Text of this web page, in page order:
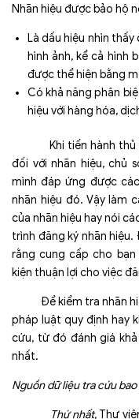
Nhãn hiệu được bảo hộ
Là dấu hiệu nhìn
hình ảnh, kể cả hình
được thể hiện bằng
Có khả năng phân
hiệu với hàng hóa,
Khi tiến hành thủ
đối với nhãn hiệu, chủ
mình đáp ứng được
nhãn hiệu đó. Vậy làm
của nhãn hiệu hay nói
trình đăng ký nhãn
rằng cung cấp cho
kiện thuận lợi cho việc
Để kiểm tra nhãn
pháp luật quy định hay
cứu, từ đó đánh giá
nhất.
Nguồn dữ liệu tra cứu bao
Thứ nhất,Thư